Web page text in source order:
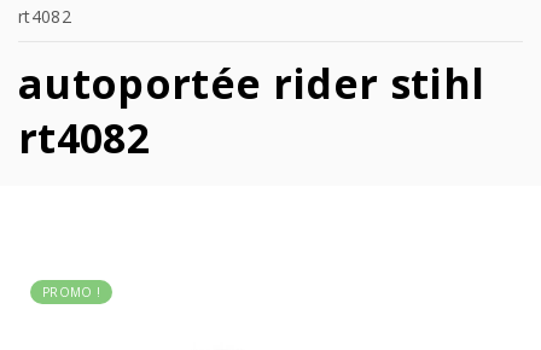
rt4082
autoportée rider stihl
rt4082
PROMO !